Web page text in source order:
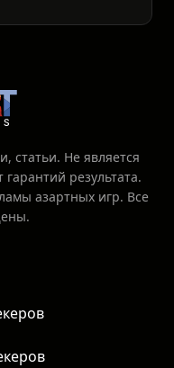
статьи. Не является
результата.
азартных игр. Все